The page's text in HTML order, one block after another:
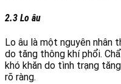
2.3 Lo âu
Lo âu là một nguyên nhân
do tăng thông khí phổi.
khó khăn do tình trạng
rõ ràng.